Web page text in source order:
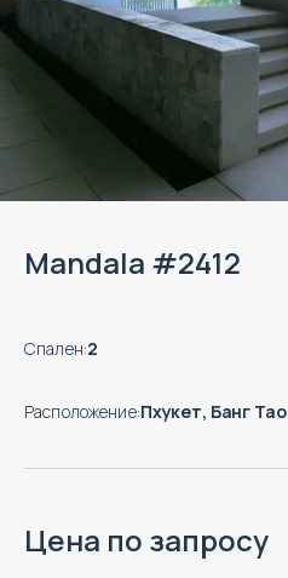
Mandala #2412
Спален:2
Расположение:Пхукет, Банг Тао
Цена по запросу